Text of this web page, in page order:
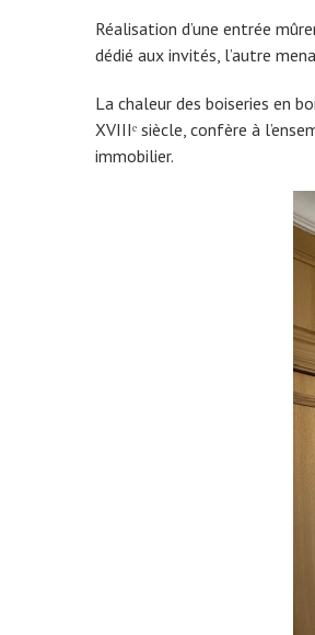
Réalisation d’une entrée
dédié aux invités, l’autre
La chaleur des boiseries en
XVIIIᵉ siècle, confère à
immobilier.